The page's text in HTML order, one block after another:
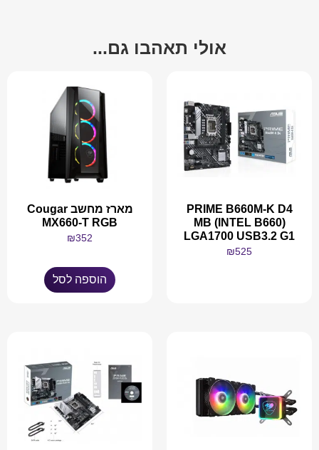
אולי תאהבו גם...
PRIME B660M-K D4
MB (INTEL B660)
LGA1700 USB3.2 G1
₪525
מארז מחשב Cougar
MX660-T RGB
₪352
הוספה לסל